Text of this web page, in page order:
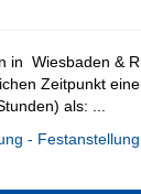
in Wiesbaden &
Zeitpunkt
als: ...
-